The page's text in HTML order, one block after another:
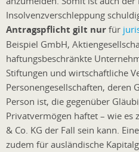
Insolvenzverschleppung
Antragspflicht gilt nur für
Beispiel GmbH,
haftungsbeschränkte
Stiftungen und wirtschaftliche
Personengesellschaften, deren
Person ist, die gegenüber
Privatvermögen haftet – wie es
& Co. KG der Fall sein kann.
zudem für ausländische